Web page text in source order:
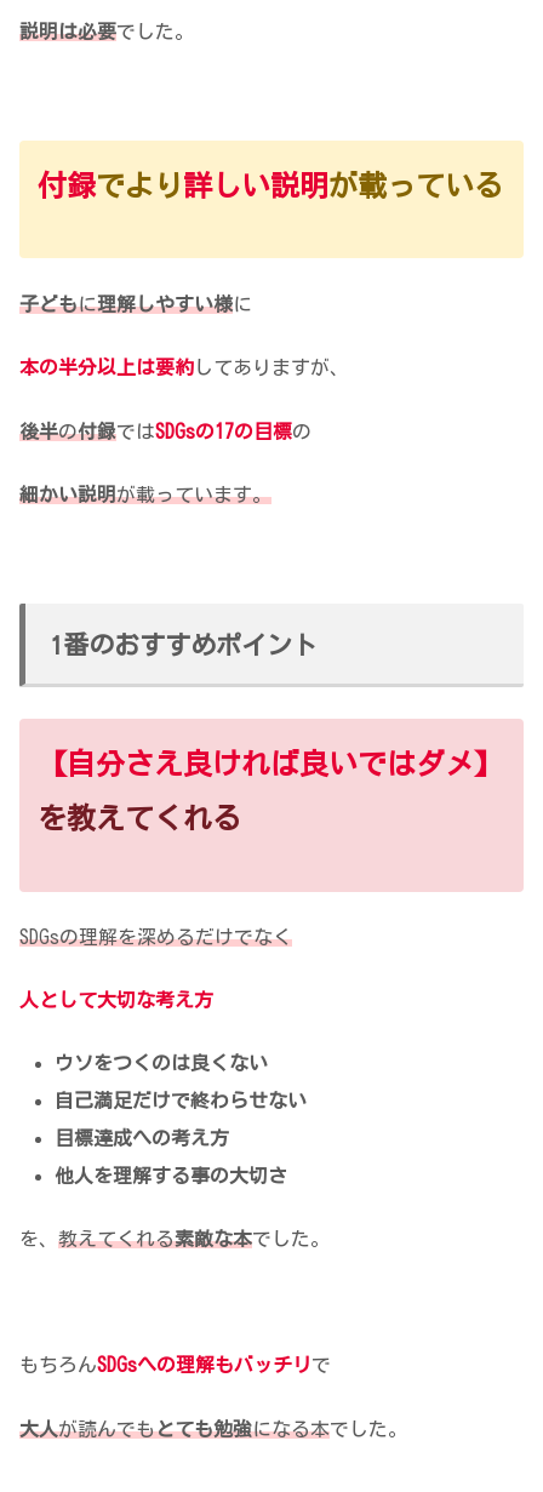
説明は必要でした。
付録でより詳しい説明 が載っている
子どもに理解しやすい様に
本の半分以上は要約してありますが、
後半の付録ではSDGsの17の目標の
細かい説明が載っています。
1番のおすすめポイント
【自分さえ良ければ良いではダメ】
を教えてくれる
SDGsの理解を深めるだけでなく
人として大切な考え方
ウソをつくのは良くない
自己満足だけで終わらせない
目標達成への考え方
他人を理解する事の大切さ
を、 教えてくれる素敵な本でした。
もちろんSDGsへの理解もバッチリで
大人が読んでもとても勉強になる本でした。